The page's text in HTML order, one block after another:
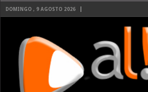
DOMINGO , 9 AGOSTO 2026